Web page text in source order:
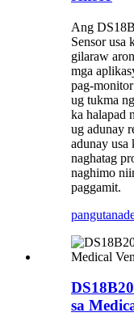
Ang
Sensor usa
gilaraw
mga
pag-
ug tukma
ka halapad
ug adunay
adunay usa
naghatag
naghimo
paggamit.
pangutana
sa